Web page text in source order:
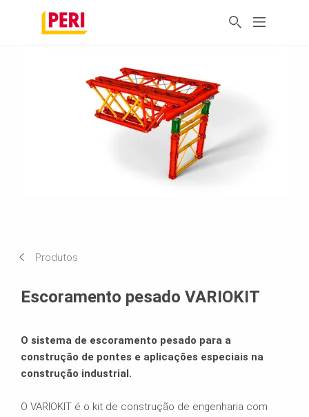
Produtos
Escoramento pesado VARIOKIT
O sistema de escoramento pesado para a
construção de pontes e aplicações especiais na
construção industrial.
O VARIOKIT é o kit de construção de engenharia com